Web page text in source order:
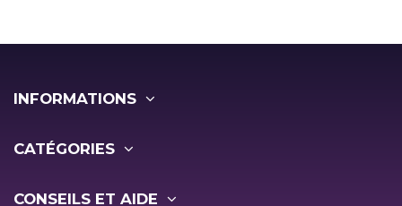
INFORMATIONS
CATÉGORIES
CONSEILS ET AIDE